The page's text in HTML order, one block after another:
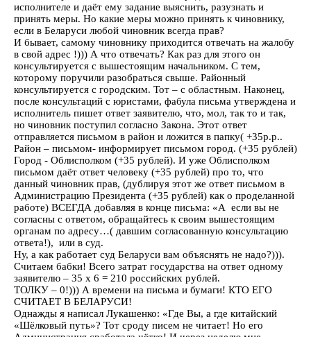
исполнителе и даёт ему задание выяснить, разузнать и
принять меры. Но какие меры можно принять к чиновнику,
если в Беларуси любой чиновник всегда прав?
И бывает, самому чиновнику приходится отвечать на жалобу
в свой адрес !))) А что отвечать? Как раз для этого он
консультируется с вышестоящим начальником. С тем,
которому поручили разобраться свыше. Районный
консультируется с городским. Тот – с областным. Наконец,
после консультаций с юристами, фабула письма утверждена и
исполнитель пишет ответ заявителю, что, мол, так то и так,
но чиновник поступил согласно Закона. Этот ответ
отправляется письмом в район и ложится в папку( +35р.р..
Район – письмом- информирует письмом город. (+35 рублей)
Город - Облисполком (+35 рублей). И уже Облисполком
письмом даёт ответ человеку (+35 рублей) про то, что
данный чиновник прав, (дублируя этот же ответ письмом в
Администрацию Президента (+35 рублей) как о проделанной
работе) ВСЕГДА добавляя в конце письма: «А если вы не
согласны с ответом, обращайтесь к своим вышестоящим
органам по адресу…( давшим согласованную консультацию
ответа!), или в суд.
Ну, а как работает суд Беларуси вам объяснять не надо?))).
Считаем бабки! Всего затрат государства на ответ одному
заявителю – 35 х 6 = 210 российских рублей.
ТОЛКУ – 0!))) А времени на письма и бумаги! КТО ЕГО
СЧИТАЕТ В БЕЛАРУСИ!
Однажды я написал Лукашенко: «Где Вы, а где китайский
«Шёлковый путь»? Тот сроду писем не читает! Но его